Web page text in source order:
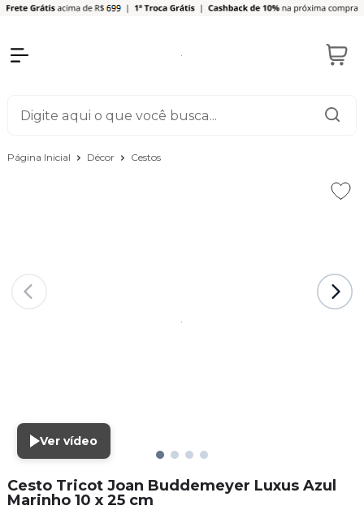
Página Inicial Décor Cestos
Ver vídeo
Cesto Tricot Joan Buddemeyer Luxus Azul
Marinho 10 x 25 cm